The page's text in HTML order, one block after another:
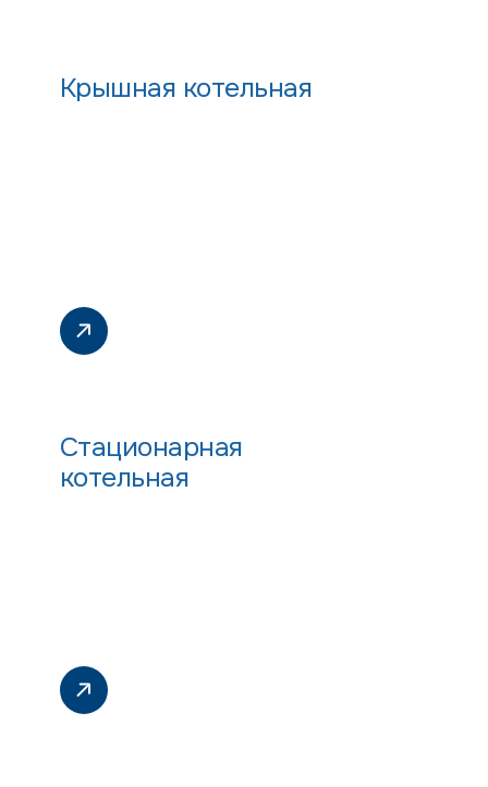
Крышная котельная
Стационарная
котельная